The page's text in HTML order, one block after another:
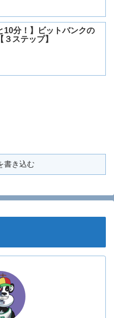
10分！】ビットバンクの
３ステップ】
書き込む